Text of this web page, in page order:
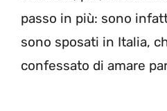
passo in più: sono
sono sposati in Italia,
confessato di amare